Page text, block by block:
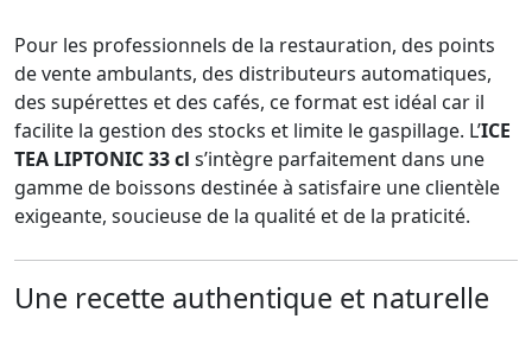
Pour les professionnels de la restauration, des points
de vente ambulants, des distributeurs automatiques,
des supérettes et des cafés, ce format est idéal car il
facilite la gestion des stocks et limite le gaspillage. L’ICE
TEA LIPTONIC 33 cl s’intègre parfaitement dans une
gamme de boissons destinée à satisfaire une clientèle
exigeante, soucieuse de la qualité et de la praticité.
Une recette authentique et naturelle